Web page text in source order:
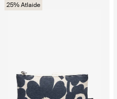
25% Atlaide